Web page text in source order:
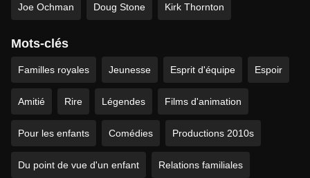
Joe Ochman Doug Stone Kirk Thornton
Mots-clés
Familles royales Jeunesse Esprit d'équipe Espoir
Amitié Rire Légendes Films d'animation
Pour les enfants Comédies Productions 2010s
Du point de vue d'un enfant Relations familiales